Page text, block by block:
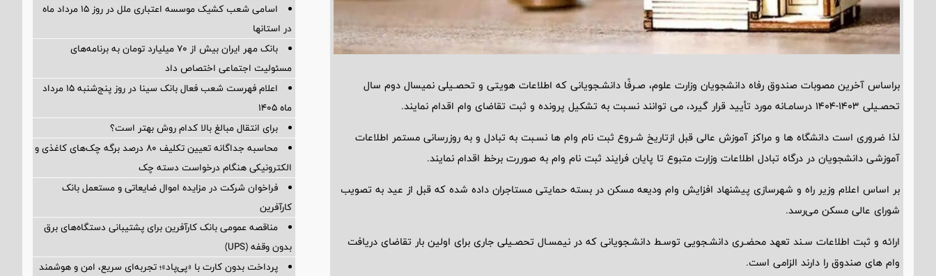
براساس آخرین مصوبات صندوق رفاه دانشجویان وزارت علوم، صـرفًا دانشـجویانی که اطلاعات هویتی و تحصـیلی نمیسال دوم سال
تحصـیلی 1403-1404 درسامـانه مورد تأیید قرار گیرد، می توانند نسـبت به تشکیل پرونده و ثبت تقاضای وام اقدام نمایند.
لذا ضروری است دانشگاه ها و مراکز آموزش عالی قبل ازتاریخ شـروع ثبت نام وام ها نسـبت به تبادل و به روزرسانی مستمر اطلاعات
آموزشی دانشجویان در درگاه تبادل اطلاعات وزارت متبوع تا پایان فرایند ثبت نام وام به صوررت برخط اقدام نمایند.
بر اساس اعلام وزیر راه و شهرسازی پیشنهاد افزایش وام ودیعه مسکن در بسته حمایتی مستاجران داده شده که قبل از عید به تصویب
شورای عالی مسکن می‌رسد.
ارائه و ثبت اطلاعات سـند تعهد محضـری دانشـجویی توسـط دانشـجویانی که در نیمسـال تحصـیلی جاری برای اولین بار تقاضای دریافت
وام های صندوق را دارند الزامی است.
اسامی شعب کشیک موسسه اعتباری ملل در روز 15 مرداد ماه
در استانها
بانک مهر ایران بیش از ۷۰ میلیارد تومان به برنامه‌های
مسئولیت اجتماعی اختصاص داد
اعلام فهرست شعب فعال بانک سینا در روز پنج‌شنبه 15 مرداد
ماه 1405
برای انتقال مبالغ بالا کدام روش بهتر است؟
محاسبه جداگانه تعیین تکلیف 80 درصد برگه چک‌های کاغذی و
الکترونیکی هنگام درخواست دسته چک
فراخوان شرکت در مزایده اموال ضایعاتی و مستعمل بانک
کارآفرین
مناقصه عمومی بانک کارآفرین برای پشتیبانی دستگاه‌های برق
بدون وقفه (UPS)
پرداخت بدون کارت با «پی‌پاد»؛ تجربه‌ای سریع، امن و هوشمند